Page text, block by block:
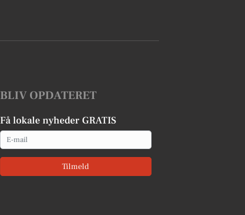
BLIV OPDATERET
Få lokale nyheder GRATIS
Email
Tilmeld